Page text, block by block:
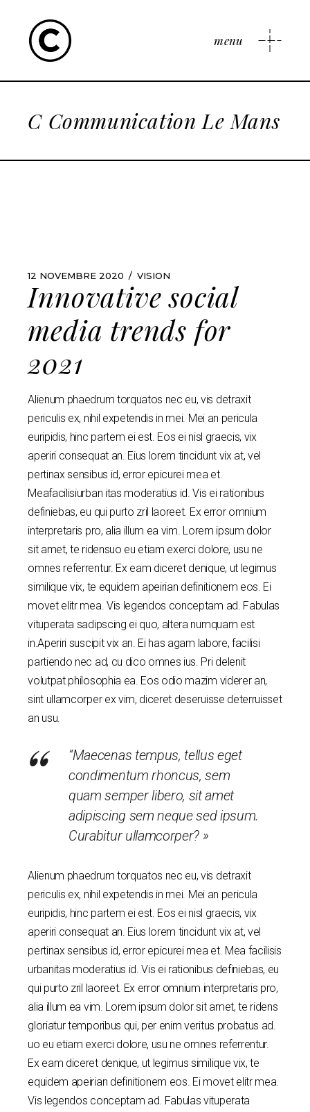
menu
C Communication Le Mans
12 NOVEMBRE 2020 VISION
Innovative social
media trends for
2021
Alienum phaedrum torquatos nec eu, vis detraxit
periculis ex, nihil expetendis in mei. Mei an pericula
euripidis, hinc partem ei est. Eos ei nisl graecis, vix
aperiri consequat an. Eius lorem tincidunt vix at, vel
pertinax sensibus id, error epicurei mea et.
Meafacilisiurban itas moderatius id. Vis ei rationibus
definiebas, eu qui purto zril laoreet. Ex error omnium
interpretaris pro, alia illum ea vim. Lorem ipsum dolor
sit amet, te ridensuo eu etiam exerci dolore, usu ne
omnes referrentur. Ex eam diceret denique, ut legimus
similique vix, te equidem apeirian definitionem eos. Ei
movet elitr mea. Vis legendos conceptam ad. Fabulas
vituperata sadipscing ei quo, altera numquam est
in.Aperiri suscipit vix an. Ei has agam labore, facilisi
partiendo nec ad, cu dico omnes ius. Pri delenit
volutpat philosophia ea. Eos odio mazim viderer an,
sint ullamcorper ex vim, diceret deseruisse deterruisset
an usu.
“Maecenas tempus, tellus eget
condimentum rhoncus, sem
quam semper libero, sit amet
adipiscing sem neque sed ipsum.
Curabitur ullamcorper? »
Alienum phaedrum torquatos nec eu, vis detraxit
periculis ex, nihil expetendis in mei. Mei an pericula
euripidis, hinc partem ei est. Eos ei nisl graecis, vix
aperiri consequat an. Eius lorem tincidunt vix at, vel
pertinax sensibus id, error epicurei mea et. Mea facilisis
urbanitas moderatius id. Vis ei rationibus definiebas, eu
qui purto zril laoreet. Ex error omnium interpretaris pro,
alia illum ea vim. Lorem ipsum dolor sit amet, te ridens
gloriatur temporibus qui, per enim veritus probatus ad.
uo eu etiam exerci dolore, usu ne omnes referrentur.
Ex eam diceret denique, ut legimus similique vix, te
equidem apeirian definitionem eos. Ei movet elitr mea.
Vis legendos conceptam ad. Fabulas vituperata